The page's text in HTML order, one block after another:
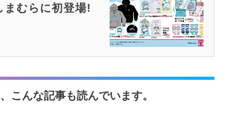
まむらに初登場!
こんな記事も読んでいます。